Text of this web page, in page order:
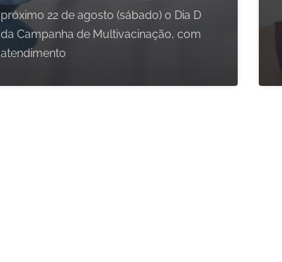
próximo 22 de agosto (sábado) o Dia D
da Campanha de Multivacinação, com
atendimento